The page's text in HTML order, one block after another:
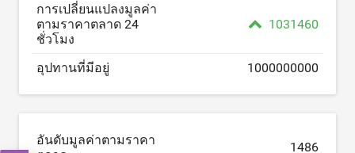
การเปลี่ยนแปลงมูลค่า
ตามราคาตลาด 24
ชั่วโมง
1031460
อุปทานที่มีอยู่ 1000000000
อันดับมูลค่าตามราคา
1486